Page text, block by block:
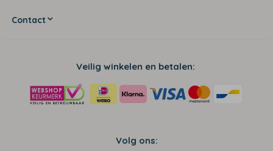
Contact
Veilig winkelen en betalen:
Volg ons: